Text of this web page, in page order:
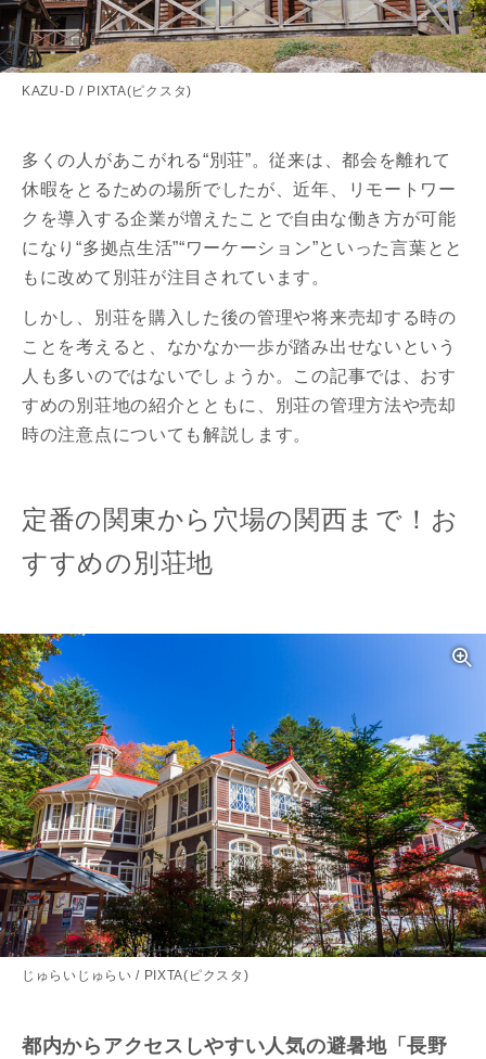
KAZU-D / PIXTA(ピクスタ)
多くの人があこがれる“別荘”。従来は、都会を離れて
休暇をとるための場所でしたが、近年、リモートワー
クを導入する企業が増えたことで自由な働き方が可能
になり“多拠点生活”“ワーケーション”といった言葉とと
もに改めて別荘が注目されています。
しかし、別荘を購入した後の管理や将来売却する時の
ことを考えると、なかなか一歩が踏み出せないという
人も多いのではないでしょうか。この記事では、おす
すめの別荘地の紹介とともに、別荘の管理方法や売却
時の注意点についても解説します。
定番の関東から穴場の関西まで！お
すすめの別荘地
じゅらいじゅらい / PIXTA(ピクスタ)
都内からアクセスしやすい人気の避暑地「長野